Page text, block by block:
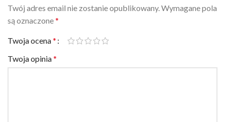
Twój adres email nie zostanie opublikowany. Wymagane pola
są oznaczone *
Twoja ocena *
Twoja opinia *